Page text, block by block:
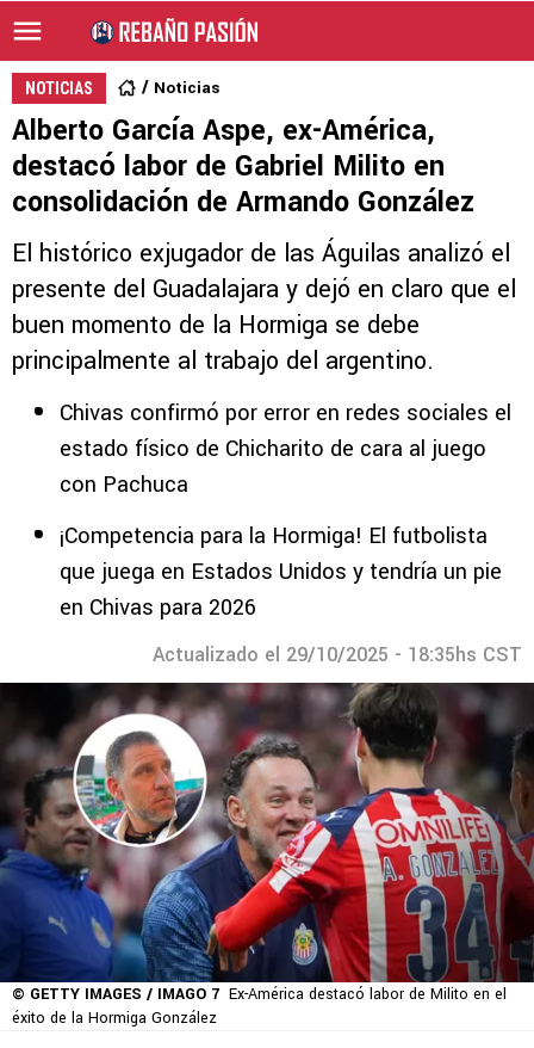
NOTICIAS Noticias
Alberto García Aspe, ex-América,
destacó labor de Gabriel Milito en
consolidación de Armando González
El histórico exjugador de las Águilas analizó el
presente del Guadalajara y dejó en claro que el
buen momento de la Hormiga se debe
principalmente al trabajo del argentino.
Chivas confirmó por error en redes sociales el
estado físico de Chicharito de cara al juego
con Pachuca
¡Competencia para la Hormiga! El futbolista
que juega en Estados Unidos y tendría un pie
en Chivas para 2026
Actualizado el 29/10/2025 - 18:35hs CST
© GETTY IMAGES / IMAGO 7 Ex-América destacó labor de Milito en el
éxito de la Hormiga González